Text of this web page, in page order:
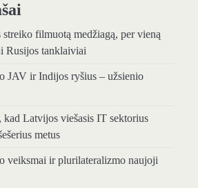
filmuotą medžiagą, per vieną
Rusijos tanklaiviai
JAV ir Indijos ryšius – užsienio
kad Latvijos viešasis IT sektorius
metus
veiksmai ir plurilateralizmo naujoji